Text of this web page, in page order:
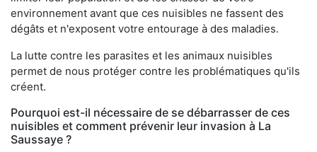
environnement avant que ces nuisibles ne fassent des
dégâts et n'exposent votre entourage à des maladies.
La lutte contre les parasites et les animaux nuisibles
permet de nous protéger contre les problématiques qu'ils
créent.
Pourquoi est-il nécessaire de se débarrasser de ces
nuisibles et comment prévenir leur invasion à La
Saussaye ?